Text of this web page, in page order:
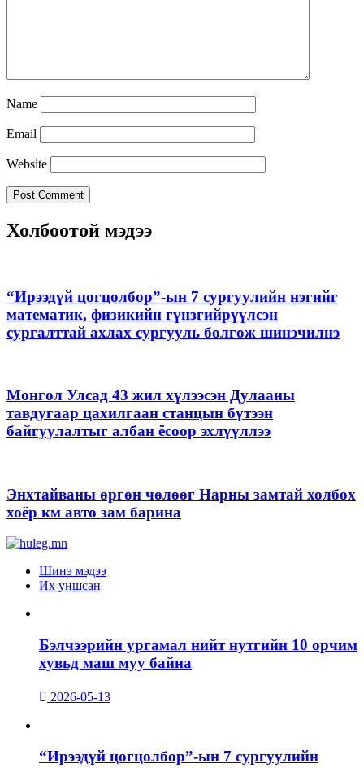
Name
Email
Website
Холбоотой мэдээ
“Ирээдүй цогцолбор”-ын 7 сургуулийн нэгийг
математик, физикийн гүнзгийрүүлсэн
сургалттай ахлах сургууль болгож шинэчилнэ
Монгол Улсад 43 жил хүлээсэн Дулааны
тавдугаар цахилгаан станцын бүтээн
байгуулалтыг албан ёсоор эхлүүллээ
Энхтайваны өргөн чөлөөг Нарны замтай холбох
хоёр км авто зам барина
Шинэ мэдээ
Их уншсан
Бэлчээрийн ургамал нийт нутгийн 10 орчим
хувьд маш муу байна
2026-05-13
“Ирээдүй цогцолбор”-ын 7 сургуулийн